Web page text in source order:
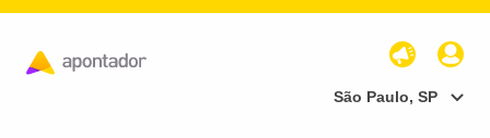
São Paulo, SP